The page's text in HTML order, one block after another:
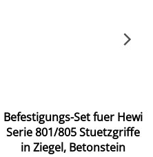
Befestigungs-Set fuer Hewi
Serie 801/805 Stuetzgriffe
in Ziegel, Betonstein